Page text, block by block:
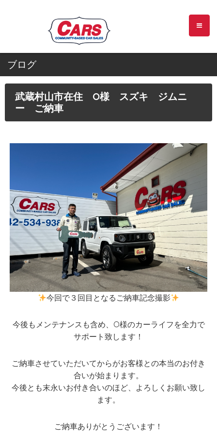
ブログ
武蔵村山市在住 O様 スズキ ジムニ
ー ご納車
今回で３回目となるご納車記念撮影
今後もメンテナンスも含め、O様のカーライフを全力で
サポート致します！
ご納車させていただいてからがお客様との本当のお付き
合いが始まります。
今後とも末永いお付き合いのほど、よろしくお願い致し
ます。
ご納車ありがとうございます！